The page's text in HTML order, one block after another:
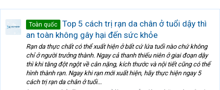
Toàn quốc
Top 5 cách trị rạn da chân ở tuổi dậy thì
an toàn không gây hại đến sức khỏe
Rạn da thực chất có thể xuất hiện ở bất cứ lứa tuổi nào chứ không
chỉ ở người trưởng thành. Ngay cả thanh thiếu niên ở giai đoạn dậy
thì khi tăng đột ngột về cân nặng, kích thước và nội tiết cũng có thể
hình thành rạn. Ngay khi rạn mới xuất hiện, hãy thực hiện ngay 5
cách trị rạn da chân ở tuổi...